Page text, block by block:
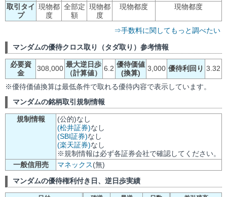
取引タイ
プ
現物都
度
全部定
額
現物都
度
現物都度 現物都度
⇒手数料に関してもっと調べたい
マンダムの優待クロス取り（タダ取り）参考情報
必要資
金
308,000 最大逆日歩
（計算値）
6.2 優待価値
(換算)
3,000 優待利回り 3.32
※優待価値換算は最低条件で取れる優待内容で表示しています。
マンダムの銘柄取引規制情報
規制情報
(公的)なし
(松井証券)なし
(SBI証券)なし
(楽天証券)なし
※規制情報は必ず各証券会社で確認してください。
一般信用売
マネックス(無)
マンダムの優待権利付き日、逆日歩実績